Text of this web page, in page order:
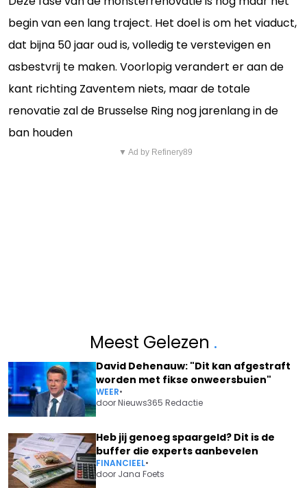
begin van een lang traject. Het doel is om het viaduct,
dat bijna 50 jaar oud is, volledig te verstevigen en
asbestvrij te maken. Voorlopig verandert er aan de
kant richting Zaventem niets, maar de totale
renovatie zal de Brusselse Ring nog jarenlang in de
ban houden
▼ Ad by Refinery89
Meest Gelezen .
David Dehenauw: "Dit kan afgestraft
worden met fikse onweersbuien"
WEER•
doorNieuws365 Redactie
Heb jij genoeg spaargeld? Dit is de
buffer die experts aanbevelen
FINANCIEEL•
door Jana Foets